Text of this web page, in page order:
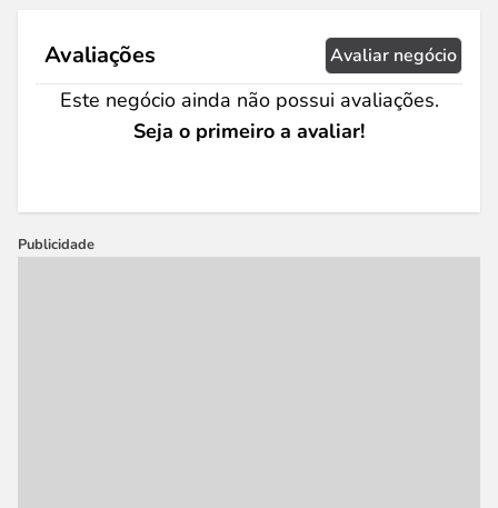
Avaliações Avaliar negócio
Este negócio ainda não possui avaliações.
Seja o primeiro a avaliar!
Publicidade